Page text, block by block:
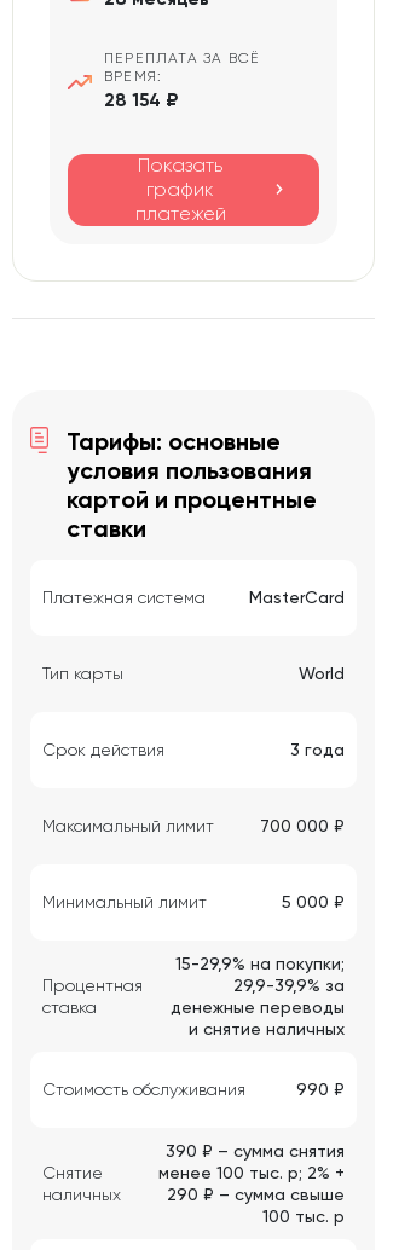
ПЕРЕПЛАТА ЗА ВСЁ
ВРЕМЯ:
28 154 ₽
Показать
график
платежей
Тарифы: основные
условия пользования
картой и процентные
ставки
Платежная система MasterCard
Тип карты World
Срок действия 3 года
Максимальный лимит 700 000 ₽
Минимальный лимит 5 000 ₽
Процентная
ставка
15-29,9% на покупки;
29,9-39,9% за
денежные переводы
и снятие наличных
Стоимость обслуживания 990 ₽
Снятие
наличных
390 ₽ – сумма снятия
менее 100 тыс. р; 2% +
290 ₽ – сумма свыше
100 тыс. р